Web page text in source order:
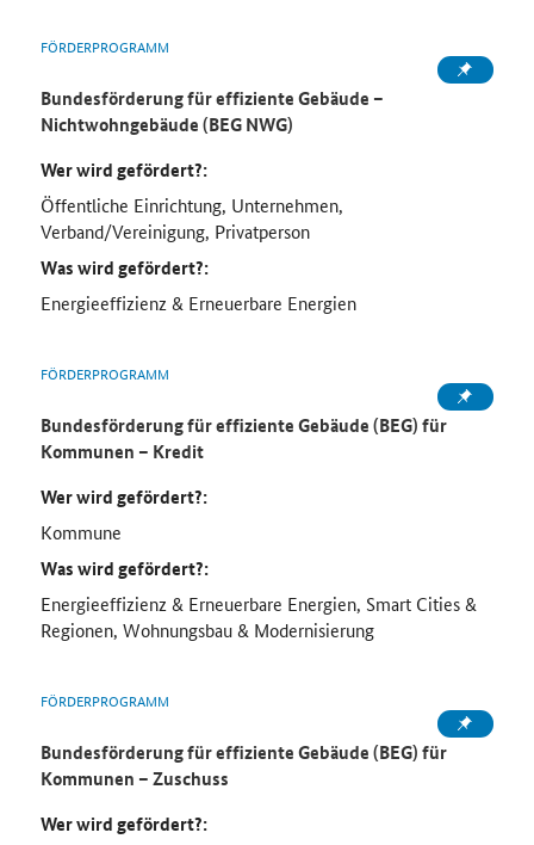
FÖRDERPROGRAMM
Bundesförderung für effiziente Gebäude –
Nichtwohngebäude (BEG NWG)
Wer wird gefördert?:
Öffentliche Einrichtung, Unternehmen,
Verband/Vereinigung, Privatperson
Was wird gefördert?:
Energieeffizienz & Erneuerbare Energien
FÖRDERPROGRAMM
Bundesförderung für effiziente Gebäude (BEG) für
Kommunen – Kredit
Wer wird gefördert?:
Kommune
Was wird gefördert?:
Energieeffizienz & Erneuerbare Energien, Smart Cities &
Regionen, Wohnungsbau & Modernisierung
FÖRDERPROGRAMM
Bundesförderung für effiziente Gebäude (BEG) für
Kommunen – Zuschuss
Wer wird gefördert?: